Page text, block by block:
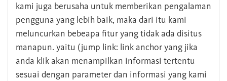
kami juga berusaha untuk memberikan pengalaman
pengguna yang lebih baik, maka dari itu kami
meluncurkan bebeapa fitur yang tidak ada disitus
manapun. yaitu (jump link: link anchor yang jika
anda klik akan menampilkan informasi tertentu
sesuai dengan parameter dan informasi yang kami